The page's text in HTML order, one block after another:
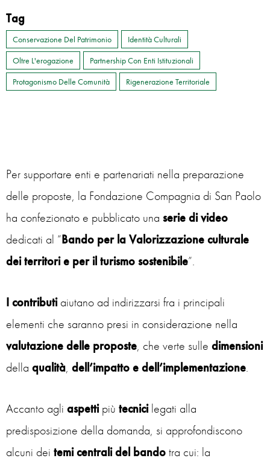
Tag
Conservazione Del Patrimonio
Identità Culturali
Oltre L'erogazione
Partnership Con Enti Istituzionali
Protagonismo Delle Comunità
Rigenerazione Territoriale
Per supportare enti e partenariati nella preparazione
delle proposte, la Fondazione Compagnia di San Paolo
ha confezionato e pubblicato una serie di video
dedicati al “Bando per laValorizzazione culturale
dei territori e per il turismo sostenibile”.
I contributiaiutano ad indirizzarsi fra i principali
elementi che saranno presi in considerazione nella
valutazionedelle proposte, che verte sulle dimensioni
della qualità, dell’impatto e dell’implementazione.
Accanto agli aspettipiù tecnicilegati alla
predisposizione della domanda, si approfondiscono
alcuni dei temi centrali del bandotra cui: la